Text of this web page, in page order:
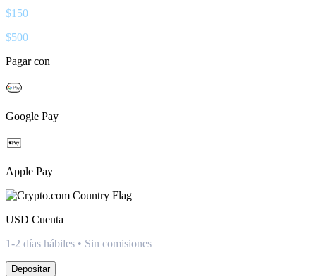
$150
$500
Pagar con
Google Pay
Apple Pay
USD Cuenta
1-2 días hábiles • Sin comisiones
Depositar